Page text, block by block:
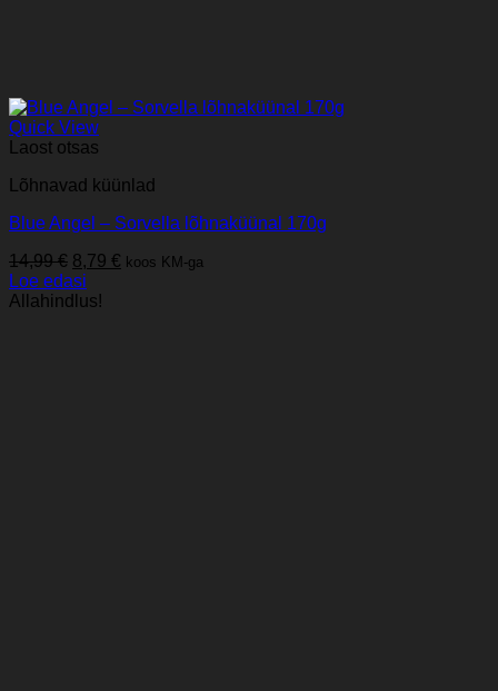
Quick View
Laost otsas
Lõhnavad küünlad
Blue Angel – Sorvella lõhnaküünal 170g
14,99€ Algne
hind
oli:
8,79 € Praegune
koos KM-ga
Loe edasi
Allahindlus!